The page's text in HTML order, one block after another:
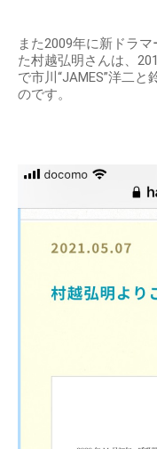
また2009年に新ドラ
た村越弘明さんは、
で市川“JAMES”洋二と
のです。